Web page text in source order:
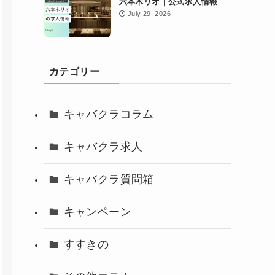
July 29, 2026
カテゴリー
キャバクラコラム
キャバクラ求人
キャバクラ質問箱
キャンペーン
すすきの